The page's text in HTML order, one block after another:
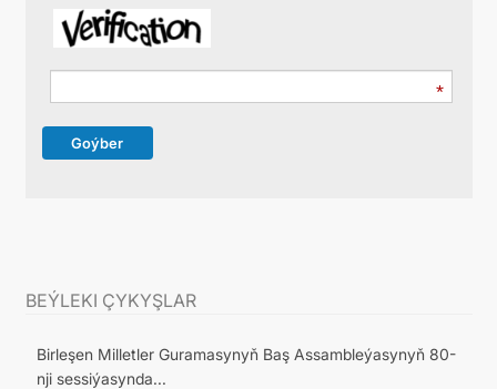
Goýber
BEÝLEKI ÇYKYŞLAR
Birleşen Milletler Guramasynyň Baş Assambleýasynyň 80-
nji sessiýasynda...